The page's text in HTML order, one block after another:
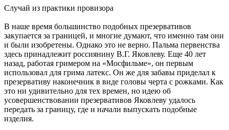
Случай из практики провизора
В наше время большинство подобных презервативов
закупается за границей, и многие думают, что именно там они
и были изобретены. Однако это не верно. Пальма первенства
здесь принадлежит россиянину В.Г. Яковлеву. Еще 40 лет
назад, работая гримером на «Мосфильме», он первым
использовал для грима латекс. Он же для забавы приделал к
презервативу наконечник в виде головы черта с рожками. Как
это ни удивительно для тех времен, но идею об
усовершенствовании презервативов Яковлеву удалось
передать за границу, где и начали выпускать подобные
изделия.